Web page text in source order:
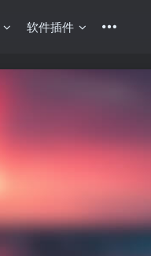
软件插件